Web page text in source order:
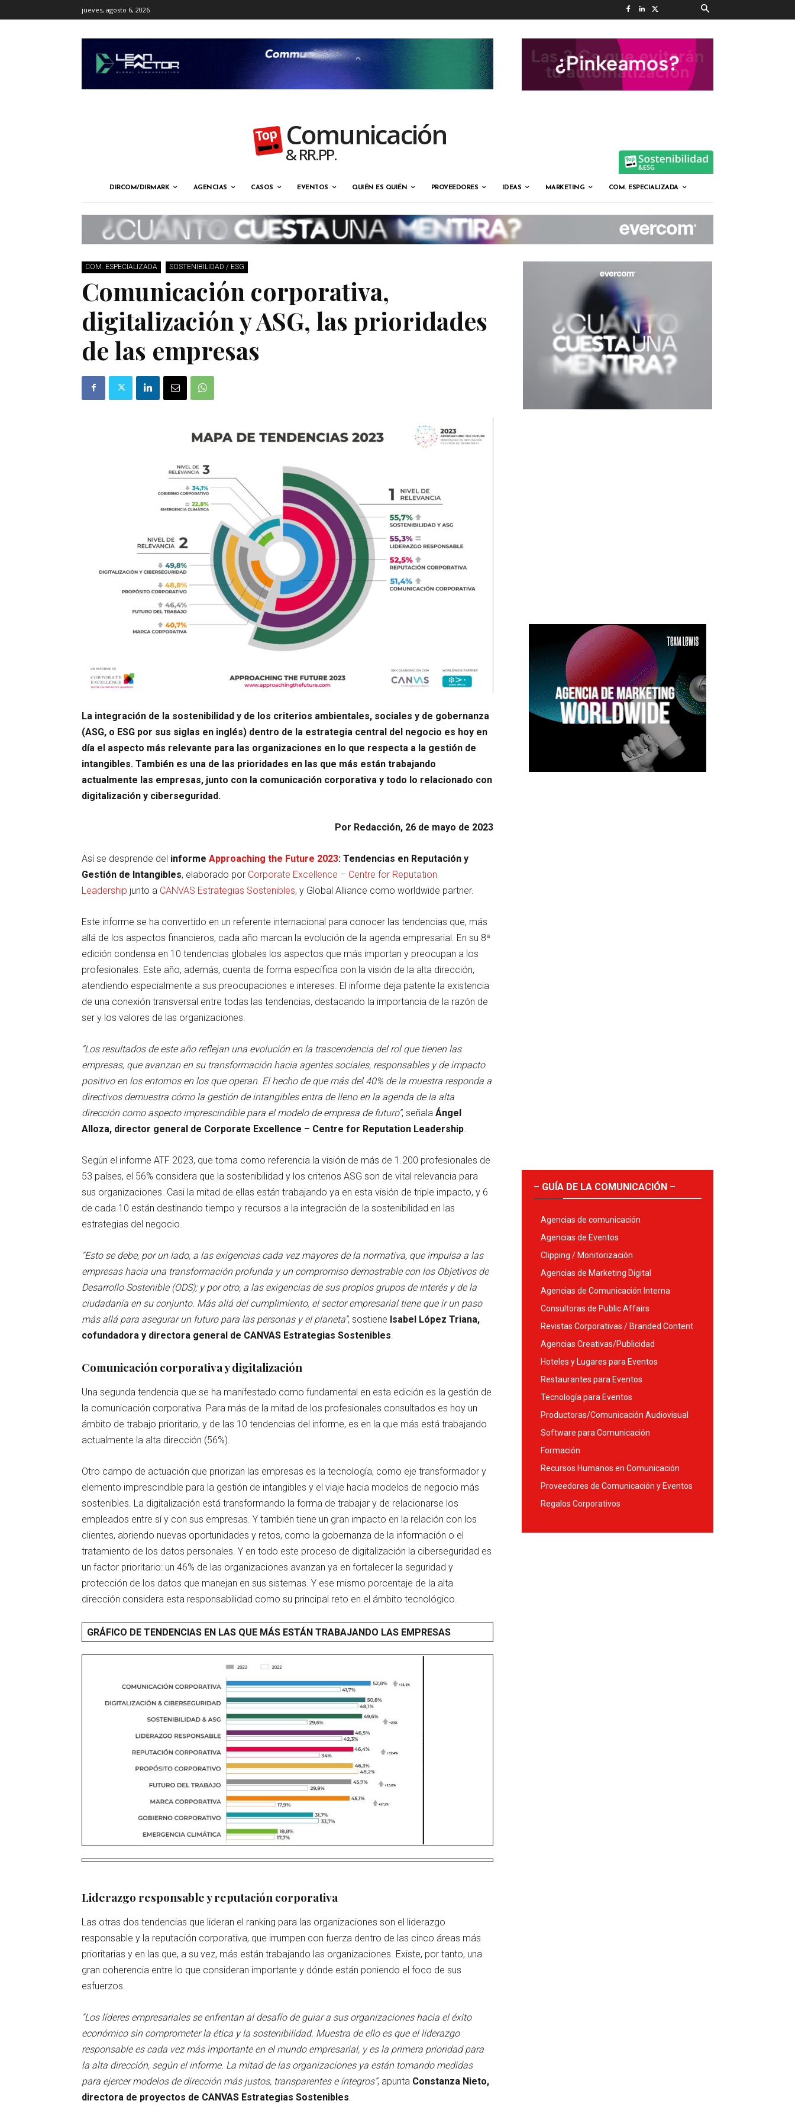
jueves, agosto 6, 2026
Comunicación
& RR.PP.
DIRCOM/DIRMARK AGENCIAS CASOS EVENTOS QUIÉN ES QUIÉN PROVEEDORES IDEAS MARKETING COM. ESPECIALIZADA
COM. ESPECIALIZADA SOSTENIBILIDAD / ESG
Comunicación corporativa,
digitalización y ASG, las prioridades
de las empresas
La integración de la sostenibilidad y de los criterios ambientales, sociales y de gobernanza
(ASG, o ESG por sus siglas en inglés) dentro de la estrategia central del negocio es hoy en
día el aspecto más relevante para las organizaciones en lo que respecta a la gestión de
intangibles. También es una de las prioridades en las que más están trabajando
actualmente las empresas, junto con la comunicación corporativa y todo lo relacionado con
digitalización y ciberseguridad.
Por Redacción, 26 de mayo de 2023
Así se desprende del informe Approaching the Future 2023: Tendencias en Reputación y
Gestión de Intangibles, elaborado por Corporate Excellence – Centre for Reputation
Leadership junto a CANVAS Estrategias Sostenibles, y Global Alliance como worldwide partner.
Este informe se ha convertido en un referente internacional para conocer las tendencias que, más
allá de los aspectos financieros, cada año marcan la evolución de la agenda empresarial. En su 8ª
edición condensa en 10 tendencias globales los aspectos que más importan y preocupan a los
profesionales. Este año, además, cuenta de forma específica con la visión de la alta dirección,
atendiendo especialmente a sus preocupaciones e intereses. El informe deja patente la existencia
de una conexión transversal entre todas las tendencias, destacando la importancia de la razón de
ser y los valores de las organizaciones.
“Los resultados de este año reflejan una evolución en la trascendencia del rol que tienen las
empresas, que avanzan en su transformación hacia agentes sociales, responsables y de impacto
positivo en los entornos en los que operan. El hecho de que más del 40% de la muestra responda a
directivos demuestra cómo la gestión de intangibles entra de lleno en la agenda de la alta
dirección como aspecto imprescindible para el modelo de empresa de futuro”, señala Ángel
Alloza, director general de Corporate Excellence – Centre for Reputation Leadership
Según el informe ATF 2023, que toma como referencia la visión de más de 1.200 profesionales de
53 países, el 56% considera que la sostenibilidad y los criterios ASG son de vital relevancia para
sus organizaciones. Casi la mitad de ellas están trabajando ya en esta visión de triple impacto, y 6
de cada 10 están destinando tiempo y recursos a la integración de la sostenibilidad en las
estrategias del negocio.
“Esto se debe, por un lado, a las exigencias cada vez mayores de la normativa, que impulsa a las
empresas hacia una transformación profunda y un compromiso demostrable con los Objetivos de
Desarrollo Sostenible (ODS); y por otro, a las exigencias de sus propios grupos de interés y de la
ciudadanía en su conjunto. Más allá del cumplimiento, el sector empresarial tiene que ir un paso
más allá para asegurar un futuro para las personas y el planeta”, sostiene Isabel López Triana,
cofundadora y directora general de CANVAS Estrategias Sostenibles
Comunicación corporativa y digitalización
Una segunda tendencia que se ha manifestado como fundamental en esta edición es la gestión de
la comunicación corporativa. Para más de la mitad de los profesionales consultados es hoy un
ámbito de trabajo prioritario, y de las 10 tendencias del informe, es en la que más está trabajando
actualmente la alta dirección (56%).
Otro campo de actuación que priorizan las empresas es la tecnología, como eje transformador y
elemento imprescindible para la gestión de intangibles y el viaje hacia modelos de negocio más
sostenibles. La digitalización está transformando la forma de trabajar y de relacionarse los
empleados entre sí y con sus empresas. Y también tiene un gran impacto en la relación con los
clientes, abriendo nuevas oportunidades y retos, como la gobernanza de la información o el
tratamiento de los datos personales. Y en todo este proceso de digitalización la ciberseguridad es
un factor prioritario: un 46% de las organizaciones avanzan ya en fortalecer la seguridad y
protección de los datos que manejan en sus sistemas. Y ese mismo porcentaje de la alta
dirección considera esta responsabilidad como su principal reto en el ámbito tecnológico.
GRÁFICO DE TENDENCIAS EN LAS QUE MÁS ESTÁN TRABAJANDO LAS EMPRESAS
Liderazgo responsable y reputación corporativa
Las otras dos tendencias que lideran el ranking para las organizaciones son el liderazgo
responsable y la reputación corporativa, que irrumpen con fuerza dentro de las cinco áreas más
prioritarias y en las que, a su vez, más están trabajando las organizaciones. Existe, por tanto, una
gran coherencia entre lo que consideran importante y dónde están poniendo el foco de sus
esfuerzos.
“Los líderes empresariales se enfrentan al desafío de guiar a sus organizaciones hacia el éxito
económico sin comprometer la ética y la sostenibilidad. Muestra de ello es que el liderazgo
responsable es cada vez más importante en el mundo empresarial, y es la primera prioridad para
la alta dirección, según el informe. La mitad de las organizaciones ya están tomando medidas
para ejercer modelos de dirección más justos, transparentes e íntegros”, apunta Constanza Nieto,
directora de proyectos de CANVAS Estrategias Sostenibles
– GUÍA DE LA COMUNICACIÓN –
Agencias de comunicación
Agencias de Eventos
Clipping / Monitorización
Agencias de Marketing Digital
Agencias de Comunicación Interna
Consultoras de Public Affairs
Revistas Corporativas / Branded Content
Agencias Creativas/Publicidad
Hoteles y Lugares para Eventos
Restaurantes para Eventos
Tecnología para Eventos
Productoras/Comunicación Audiovisual
Software para Comunicación
Formación
Recursos Humanos en Comunicación
Proveedores de Comunicación y Eventos
Regalos Corporativos